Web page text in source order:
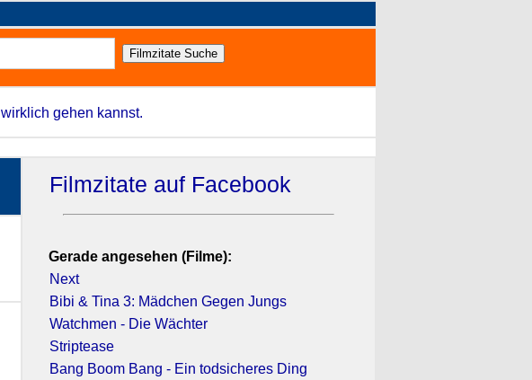
gehen kannst.
Filmzitate auf Facebook
Gerade angesehen (Filme):
Next
Bibi & Tina 3: Mädchen Gegen Jungs
Watchmen - Die Wächter
Striptease
Bang Boom Bang - Ein todsicheres Ding